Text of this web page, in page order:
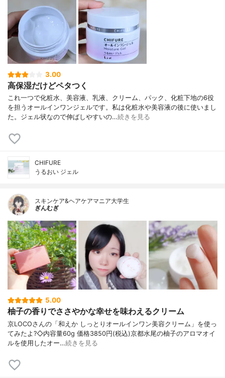
3.00
高保湿だけどペタつく
これ一つで化粧水、美容液、乳液、クリーム、パック、化粧下地の6役
を担うオールインワンジェルです。私は化粧水や美容液の後に使いまし
た。ジェル状なので伸ばしやすいの…続きを見る
CHIFURE
うるおい ジェル
スキンケア&ヘアケアマニア大学生
ぎんむぎ
5.00
柚子の香りでささやかな幸せを味わえるクリーム
京LOCOさんの「和えか しっとりオールインワン美容クリーム」を使っ
てみたよ?◇内容量60g 価格3850円(税込)京都水尾の柚子のアロマオイ
ルを使用したオー…続きを見る